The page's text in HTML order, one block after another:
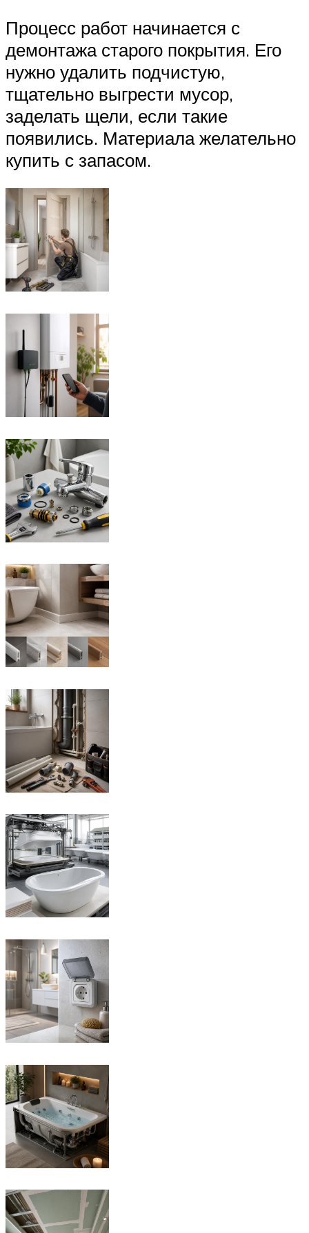
Процесс работ начинается с
демонтажа старого покрытия. Его
нужно удалить подчистую,
тщательно выгрести мусор,
заделать щели, если такие
появились. Материала желательно
купить с запасом.